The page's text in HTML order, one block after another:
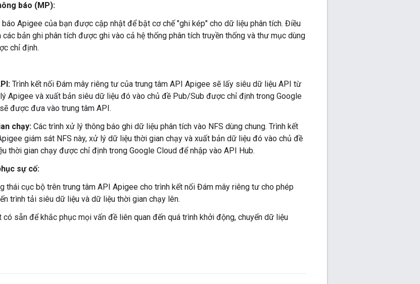
báo (MP):
Apigee của bạn được cập nhật để bật cơ chế "ghi kép" cho dữ liệu phân tích. Điều
các bản ghi phân tích được ghi vào cả hệ thống phân tích truyền thống và thư mục dùng
chỉ định.
Trình kết nối Đám mây riêng tư của trung tâm API Apigee sẽ lấy siêu dữ liệu API từ
Apigee và xuất bản siêu dữ liệu đó vào chủ đề Pub/Sub được chỉ định trong Google
được đưa vào trung tâm API.
chạy: Các trình xử lý thông báo ghi dữ liệu phân tích vào NFS dùng chung. Trình kết
giám sát NFS này, xử lý dữ liệu thời gian chạy và xuất bản dữ liệu đó vào chủ đề
thời gian chạy được chỉ định trong Google Cloud để nhập vào API Hub.
sự cố:
thái cục bộ trên trung tâm API Apigee cho trình kết nối Đám mây riêng tư cho phép
trình tải siêu dữ liệu và dữ liệu thời gian chạy lên.
có sẵn để khắc phục mọi vấn đề liên quan đến quá trình khởi động, chuyển dữ liệu